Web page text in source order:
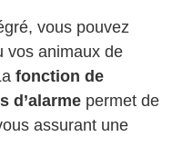
vous pouvez
vos animaux de
fonction de
d’alarme permet de
assurant une